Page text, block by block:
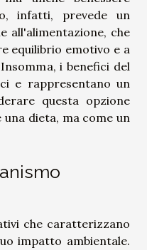
infatti, prevede un
all'alimentazione, che
equilibrio emotivo e a
i benefici del
e rappresentano un
questa opzione
dieta, ma come un
che caratterizzano
impatto ambientale.